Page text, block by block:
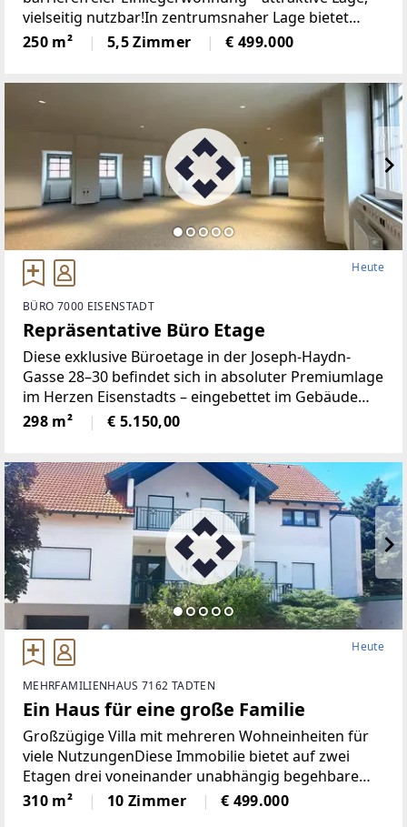
vielseitig nutzbar!In zentrumsnaher Lage bietet
diese Immobilie mehrere Möglichkeiten:- nutzbar
als Familienwohnhaus mit extra Platz für
250 m² 5,5 Zimmer € 499.000
Heute
BÜRO 7000 EISENSTADT
Repräsentative Büro Etage
Diese exklusive Büroetage in der Joseph-Haydn-
Gasse 28–30 befindet sich in absoluter Premiumlage
im Herzen Eisenstadts – eingebettet im Gebäude
der Bank Burgenland und direkt am Altstadtkern,
nur wenige Schritte von der Fußgängerzone
298 m² € 5.150,00
Heute
MEHRFAMILIENHAUS 7162 TADTEN
Ein Haus für eine große Familie
Großzügige Villa mit mehreren Wohneinheiten für
viele NutzungenDiese Immobilie bietet auf zwei
Etagen drei voneinander unabhängig begehbare
Wohneinheiten – geeignet als Ferienwohnungen
oder für eine große Familie: Das Hochparterre mit
310 m² 10 Zimmer € 499.000